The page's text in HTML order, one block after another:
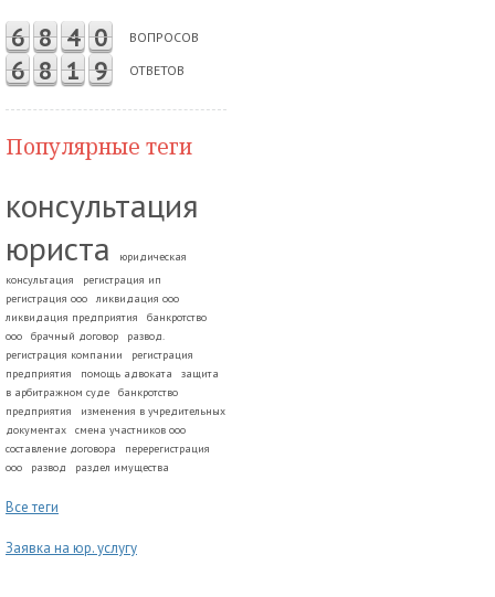
6 8 4 0 ВОПРОСОВ
6 8 1 9 ОТВЕТОВ
Популярные теги
консультация
юриста
юридическая
консультация
регистрация ип
регистрация ооо
ликвидация ооо
ликвидация предприятия
банкротство
ооо
брачный договор
развод.
регистрация компании
регистрация
предприятия
помощь адвоката
защита
в арбитражном суде
банкротство
предприятия
изменения в учредительных
документах
смена участников ооо
составление договора
перерегистрация
ооо
развод раздел имущества
Все теги
Заявка на юр. услугу